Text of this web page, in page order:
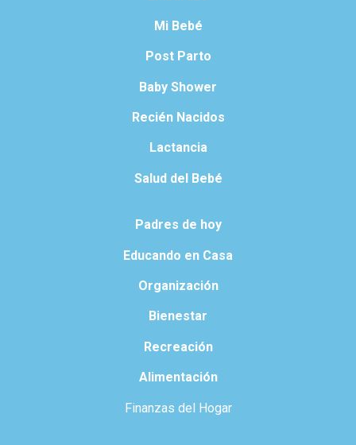
Mi Bebé
Post Parto
Baby Shower
Recién Nacidos
Lactancia
Salud del Bebé
Padres de hoy
Educando en Casa
Organización
Bienestar
Recreación
Alimentación
Finanzas del Hogar